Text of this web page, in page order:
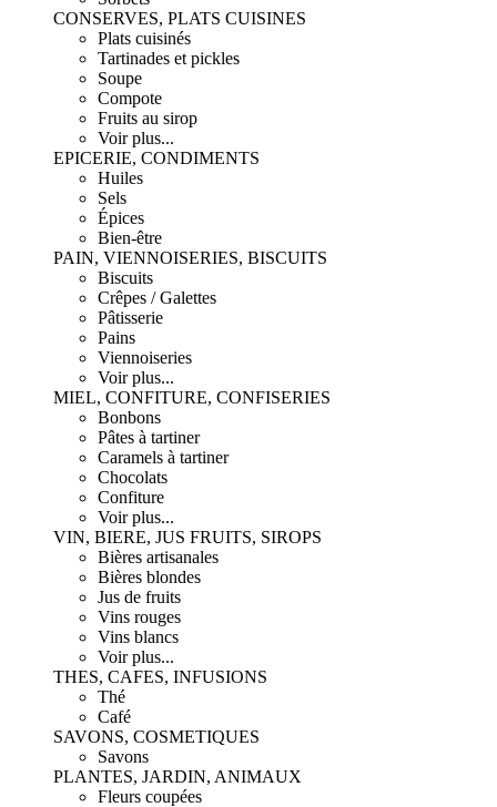
CONSERVES, PLATS CUISINES
Plats cuisinés
Tartinades et pickles
Soupe
Compote
Fruits au sirop
Voir plus...
EPICERIE, CONDIMENTS
Huiles
Sels
Épices
Bien-être
PAIN, VIENNOISERIES, BISCUITS
Biscuits
Crêpes / Galettes
Pâtisserie
Pains
Viennoiseries
Voir plus...
MIEL, CONFITURE, CONFISERIES
Bonbons
Pâtes à tartiner
Caramels à tartiner
Chocolats
Confiture
Voir plus...
VIN, BIERE, JUS FRUITS, SIROPS
Bières artisanales
Bières blondes
Jus de fruits
Vins rouges
Vins blancs
Voir plus...
THES, CAFES, INFUSIONS
Thé
Café
SAVONS, COSMETIQUES
Savons
PLANTES, JARDIN, ANIMAUX
Fleurs coupées